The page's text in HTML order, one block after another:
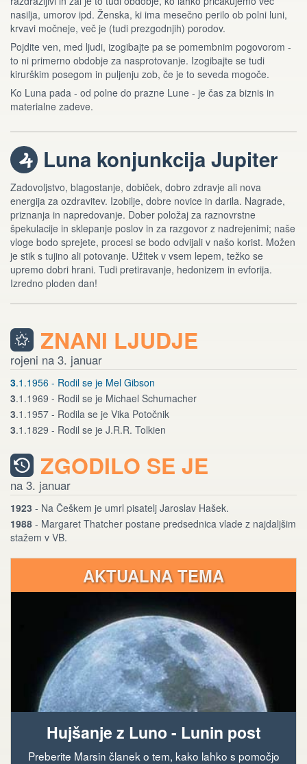
nasilja, umorov ipd. Ženska, ki ima mesečno perilo ob polni luni,
krvavi močneje, več je (tudi prezgodnjih) porodov.
Pojdite ven, med ljudi, izogibajte pa se pomembnim pogovorom -
to ni primerno obdobje za nasprotovanje. Izogibajte se tudi
kirurškim posegom in puljenju zob, če je to seveda mogoče.
Ko Luna pada - od polne do prazne Lune - je čas za biznis in
materialne zadeve.
f Luna konjunkcija Jupiter
Zadovoljstvo, blagostanje, dobiček, dobro zdravje ali nova
energija za ozdravitev. Izobilje, dobre novice in darila. Nagrade,
priznanja in napredovanje. Dober položaj za raznovrstne
špekulacije in sklepanje poslov in za razgovor z nadrejenimi; naše
vloge bodo sprejete, procesi se bodo odvijali v našo korist. Možen
je stik s tujino ali potovanje. Užitek v vsem lepem, težko se
upremo dobri hrani. Tudi pretiravanje, hedonizem in evforija.
Izredno ploden dan!
ZNANI LJUDJE
rojeni na 3. januar
3.1.1956 - Rodil se je Mel Gibson
3.1.1969 - Rodil se je Michael Schumacher
3.1.1957 - Rodila se je Vika Potočnik
3.1.1829 - Rodil se je J.R.R. Tolkien
ZGODILO SE JE
na 3. januar
1923 - Na Češkem je umrl pisatelj Jaroslav Hašek.
1988 - Margaret Thatcher postane predsednica vlade z najdaljšim
stažem v VB.
AKTUALNA TEMA
Hujšanje z Luno - Lunin post
Preberite Marsin članek o tem, kako lahko s pomočjo